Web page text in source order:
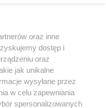
może być powielany i
w jakikolwiek sposób (w
na jakimkolwiek polu
z umieszczaniem w
praw. Jakiekolwiek użycie lub
z naruszeniem prawa,
pod groźbą kary i może być
oraz inne
dostęp i
oraz
jak unikalne
wysyłane przez
w celu zapewniania
spersonalizowanych